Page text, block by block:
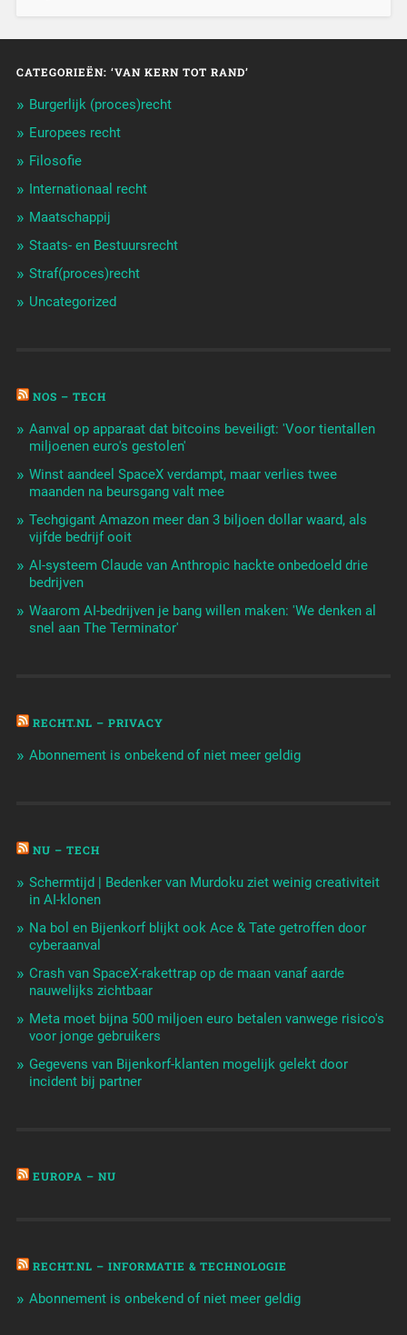
CATEGORIEËN: ‘VAN KERN TOT RAND’
Burgerlijk (proces)recht
Europees recht
Filosofie
Internationaal recht
Maatschappij
Staats- en Bestuursrecht
Straf(proces)recht
Uncategorized
NOS – TECH
Aanval op apparaat dat bitcoins beveiligt: 'Voor tientallen
miljoenen euro's gestolen'
Winst aandeel SpaceX verdampt, maar verlies twee
maanden na beursgang valt mee
Techgigant Amazon meer dan 3 biljoen dollar waard, als
vijfde bedrijf ooit
AI-systeem Claude van Anthropic hackte onbedoeld drie
bedrijven
Waarom AI-bedrijven je bang willen maken: 'We denken al
snel aan The Terminator'
RECHT.NL – PRIVACY
Abonnement is onbekend of niet meer geldig
NU – TECH
Schermtijd | Bedenker van Murdoku ziet weinig creativiteit
in AI-klonen
Na bol en Bijenkorf blijkt ook Ace & Tate getroffen door
cyberaanval
Crash van SpaceX-rakettrap op de maan vanaf aarde
nauwelijks zichtbaar
Meta moet bijna 500 miljoen euro betalen vanwege risico's
voor jonge gebruikers
Gegevens van Bijenkorf-klanten mogelijk gelekt door
incident bij partner
EUROPA – NU
RECHT.NL – INFORMATIE & TECHNOLOGIE
Abonnement is onbekend of niet meer geldig